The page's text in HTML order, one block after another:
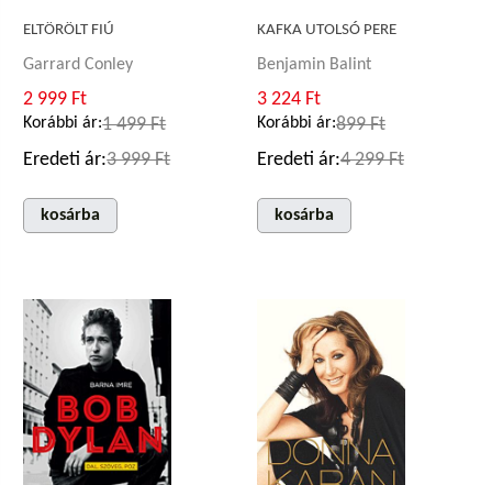
ELTÖRÖLT FIÚ
Garrard Conley
2 999 Ft
Korábbi ár:1 499 Ft
Eredeti ár:3 999 Ft
kosárba
KAFKA UTOLSÓ PERE
Benjamin Balint
3 224 Ft
Korábbi ár:899 Ft
Eredeti ár:4 299 Ft
kosárba